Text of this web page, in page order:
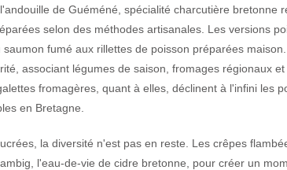
de Guéméné, spécialité charcutière bretonne
selon des méthodes artisanales. Les versions
saumon fumé aux rillettes de poisson préparées
associant légumes de saison, fromages régionaux
fromagères, quant à elles, déclinent à l'infini les
en Bretagne.
la diversité n'est pas en reste. Les crêpes
l'eau-de-vie de cidre bretonne, pour créer un